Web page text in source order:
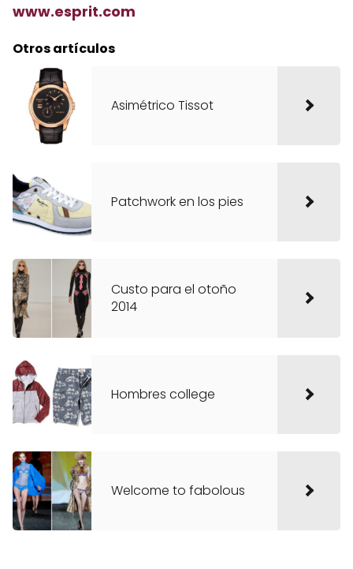
www.esprit.com
Otros artículos
Asimétrico Tissot
Patchwork en los pies
Custo para el otoño
2014
Hombres college
Welcome to fabolous